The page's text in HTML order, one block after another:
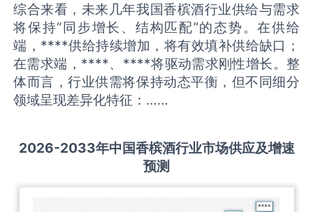
综合来看，未来几年我国香槟酒行业供给与需求
将保持“同步增长、结构匹配”的态势。在供给
端，****供给持续增加，将有效填补供给缺口；
在需求端，****、****将驱动需求刚性增长。整
体而言，行业供需将保持动态平衡，但不同细分
领域呈现差异化特征：……
2026-2033年中国香槟酒行业市场供应及增速
预测